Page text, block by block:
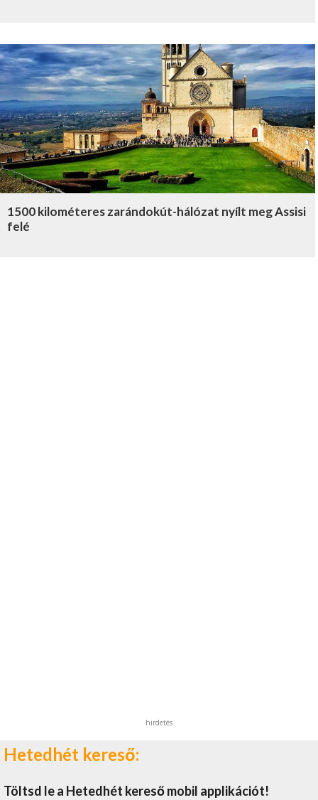
1500 kilométeres zarándokút-hálózat nyílt meg Assisi
felé
hirdetés
Hetedhét kereső:
Töltsd le a Hetedhét kereső mobil applikációt!